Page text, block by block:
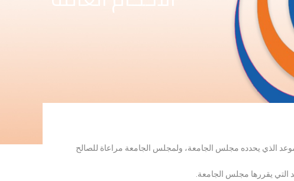
الذي يحدده مجلس الجامعة، ولمجلس الجامعة مراعاة للصالح
التي يقررها مجلس الجامعة.